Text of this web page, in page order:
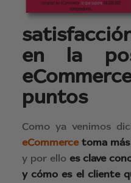
en la
puntos
Como ya venimos
eCommercetoma más
y por ello es clave
y cómo es el cliente